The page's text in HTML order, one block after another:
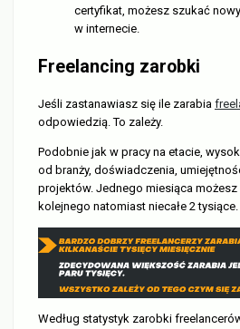
certyfikat, możesz szukać
w internecie.
Freelancing zarobki
Jeśli zastanawiasz się ile zarabia
odpowiedzią. To zależy.
Podobnie jak w pracy na etacie,
od branży, doświadczenia,
projektów. Jednego miesiąca możesz
kolejnego natomiast niecałe 2 tysiące.
Według statystyk zarobki